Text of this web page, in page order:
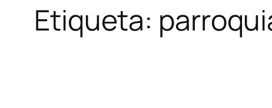
Etiqueta: